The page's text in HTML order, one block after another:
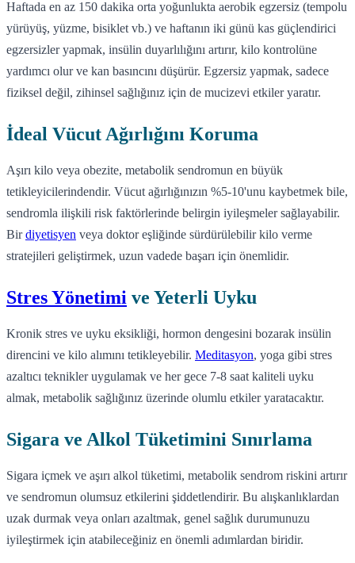
Haftada en az 150 dakika orta yoğunlukta aerobik egzersiz (tempolu
yürüyüş, yüzme, bisiklet vb.) ve haftanın iki günü kas güçlendirici
egzersizler yapmak, insülin duyarlılığını artırır, kilo kontrolüne
yardımcı olur ve kan basıncını düşürür. Egzersiz yapmak, sadece
fiziksel değil, zihinsel sağlığınız için de mucizevi etkiler yaratır.
İdeal Vücut Ağırlığını Koruma
Aşırı kilo veya obezite, metabolik sendromun en büyük
tetikleyicilerindendir. Vücut ağırlığınızın %5-10'unu kaybetmek bile,
sendromla ilişkili risk faktörlerinde belirgin iyileşmeler sağlayabilir.
Birdiyetisyen veya doktor eşliğinde sürdürülebilir kilo verme
stratejileri geliştirmek, uzun vadede başarı için önemlidir.
Stres Yönetimi ve Yeterli Uyku
Kronik stres ve uyku eksikliği, hormon dengesini bozarak insülin
direncini ve kilo alımını tetikleyebilir. Meditasyon, yoga gibi stres
azaltıcı teknikler uygulamak ve her gece 7-8 saat kaliteli uyku
almak, metabolik sağlığınız üzerinde olumlu etkiler yaratacaktır.
Sigara ve Alkol Tüketimini Sınırlama
Sigara içmek ve aşırı alkol tüketimi, metabolik sendrom riskini artırır
ve sendromun olumsuz etkilerini şiddetlendirir. Bu alışkanlıklardan
uzak durmak veya onları azaltmak, genel sağlık durumunuzu
iyileştirmek için atabileceğiniz en önemli adımlardan biridir.